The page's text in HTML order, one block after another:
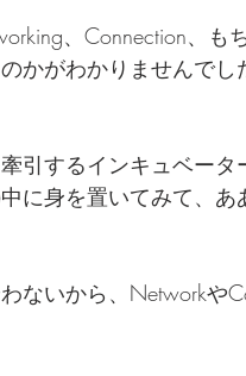
、Connection、も
かがわかりませんでし
引するインキュベータ
に身を置いてみて、あ
ないから、Networkや